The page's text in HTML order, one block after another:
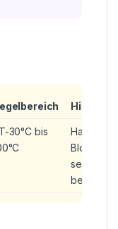
Hinweis
30°C bis
separat
bestellen